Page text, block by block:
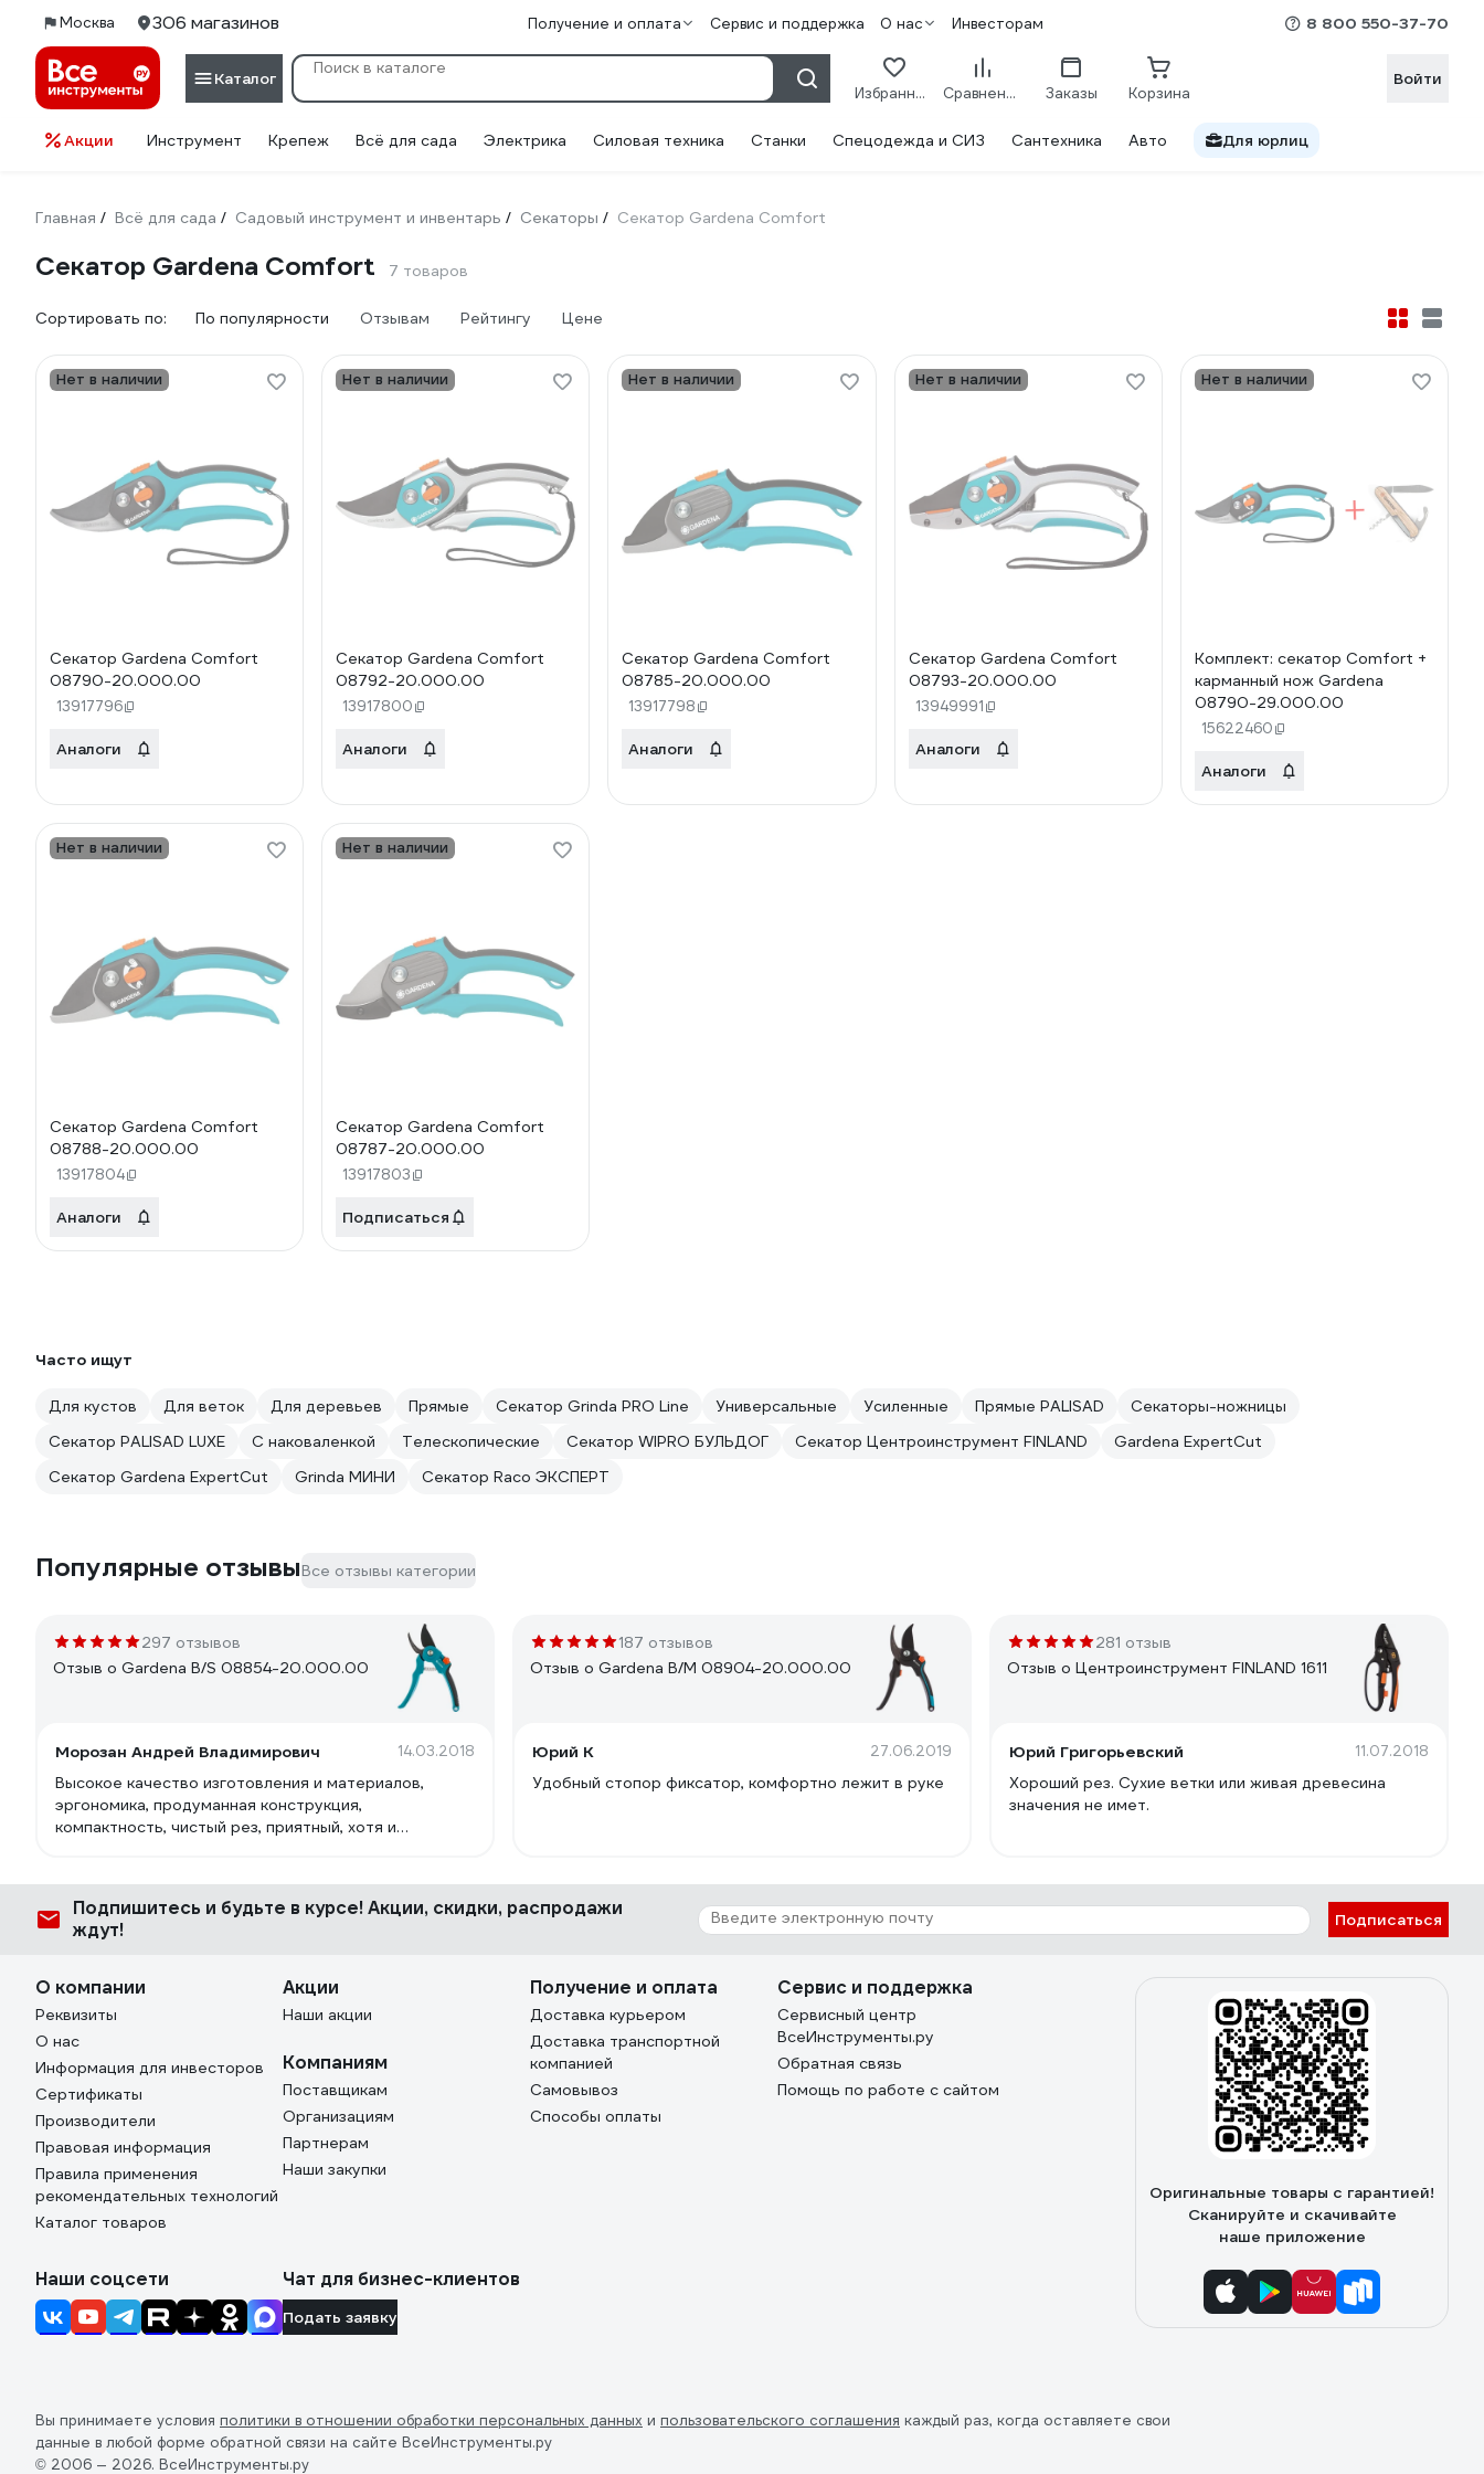
Москва 306 магазинов Получение и оплата Сервис и поддержка О нас Инвесторам 8 800 550-37-70
Каталог
Избранное Сравнение Заказы Корзина
Войти
Акции Инструмент Крепеж Всё для сада Электрика Силовая техника Станки Спецодежда и СИЗ Сантехника Авто Для юрлиц
Главная / Всё для сада / Садовый инструмент и инвентарь / Секаторы / Секатор Gardena Comfort
Секатор Gardena Comfort 7 товаров
Сортировать по: По популярности Отзывам Рейтингу Цене
Нет в наличии
Секатор Gardena Comfort
08790-20.000.00
13917796
Аналоги
Нет в наличии
Секатор Gardena Comfort
08792-20.000.00
13917800
Аналоги
Нет в наличии
Секатор Gardena Comfort
08785-20.000.00
13917798
Аналоги
Нет в наличии
Секатор Gardena Comfort
08793-20.000.00
13949991
Аналоги
Нет в наличии
Комплект: секатор Comfort +
карманный нож Gardena
08790-29.000.00
15622460
Аналоги
Нет в наличии
Секатор Gardena Comfort
08788-20.000.00
13917804
Аналоги
Нет в наличии
Секатор Gardena Comfort
08787-20.000.00
13917803
Подписаться
Часто ищут
Для кустов Для веток Для деревьев Прямые Секатор Grinda PRO Line Универсальные Усиленные Прямые PALISAD
Секаторы-ножницы
Секатор PALISAD LUXE
С наковаленкой Телескопические Секатор WIPRO БУЛЬДОГ Секатор Центроинструмент FINLAND
Gardena ExpertCut
Секатор Gardena ExpertCut
Grinda МИНИ Секатор Raco ЭКСПЕРТ
Популярные отзывыВсе отзывы категории
297 отзывов
Отзыв о Gardena B/S 08854-20.000.00
Морозан Андрей Владимирович 14.03.2018
Высокое качество изготовления и материалов,
эргономика, продуманная конструкция,
компактность, чистый рез, приятный, хотя и
187 отзывов
Отзыв о Gardena B/M 08904-20.000.00
Юрий К 27.06.2019
Удобный стопор фиксатор, комфортно лежит в руке
281 отзыв
Отзыв о Центроинструмент FINLAND 1611
Юрий Григорьевский 11.07.2018
Хороший рез. Сухие ветки или живая древесина
значения не имет.
Подпишитесь и будьте в курсе! Акции, скидки, распродажи
ждут!
Подписаться
О компании
Реквизиты
О нас
Информация для инвесторов
Сертификаты
Производители
Правовая информация
Правила применения
рекомендательных технологий
Каталог товаров
Акции
Наши акции
Компаниям
Поставщикам
Организациям
Партнерам
Наши закупки
Получение и оплата
Доставка курьером
Доставка транспортной
компанией
Самовывоз
Способы оплаты
Сервис и поддержка
Сервисный центр
ВсеИнструменты.ру
Обратная связь
Помощь по работе с сайтом
Оригинальные товары с гарантией!
Сканируйте и скачивайте
наше приложение
Наши соцсети Чат для бизнес-клиентов
Подать заявку
Вы принимаете условия политики в отношении обработки персональных данных и пользовательского соглашения каждый раз, когда оставляете свои
данные в любой форме обратной связи на сайте ВсеИнструменты.ру
© 2006 — 2026. ВсеИнструменты.ру